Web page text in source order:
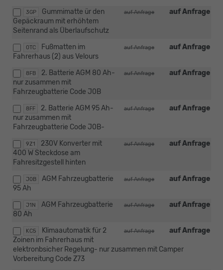
3GP auf Anfrage
auf Anfrage
Gummimatte ür den
Gepäckraum mit erhöhtem
Seitenrand als Überlaufschutz
0TC auf Anfrage
auf Anfrage
Fußmatten im
Fahrerhaus (2) aus Velours
8FB auf Anfrage
auf Anfrage
2. Batterie AGM 80 Ah-
nur zusammen mit
Fahrzeugbatterie Code J0B
8FF auf Anfrage
auf Anfrage
2. Batterie AGM 95 Ah-
nur zusammen mit
Fahrzeugbatterie Code J0B-
9Z1 auf Anfrage
auf Anfrage
230V Konverter mit
400 W Steckdose am
Fahresitzgestell hinten
J0B auf Anfrage
auf Anfrage
AGM Fahrzeugbatterie
95 Ah
J1N auf Anfrage
auf Anfrage
AGM Fahrzeugbatterie
80 Ah
KC5 auf Anfrage
auf Anfrage
Klimaautomatik für 2
Zoinen im Fahrerhaus mit
elektronbsicher Regelung- nur zusammen mit Camper
Vorbereitung Code Z73